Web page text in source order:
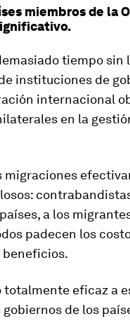
miembros de la
tiempo sin
instituciones de
internacional
en la
a los
padecen los
beneficios.
totalmente eficaz a
de los